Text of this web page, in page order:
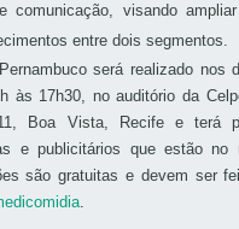
comunicação, visando
entre dois segmentos.
será realizado nos
às 17h30, no auditório da
Boa Vista, Recife e terá
e publicitários que estão no
são gratuitas e devem ser
.